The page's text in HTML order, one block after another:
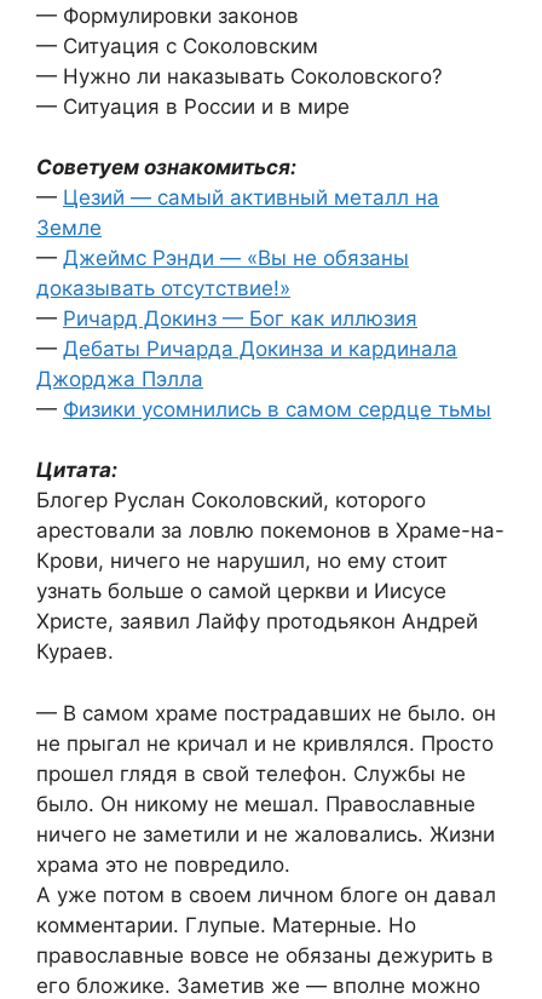
— Формулировки законов
— Ситуация с Соколовским
— Нужно ли наказывать Соколовского?
— Ситуация в России и в мире
Советуем ознакомиться:
— Цезий — самый активный металл на
Земле
— Джеймс Рэнди — «Вы не обязаны
доказывать отсутствие!»
— Ричард Докинз — Бог как иллюзия
— Дебаты Ричарда Докинза и кардинала
Джорджа Пэлла
— Физики усомнились в самом сердце тьмы
Цитата:
Блогер Руслан Соколовский, которого
арестовали за ловлю покемонов в Храме-на-
Крови, ничего не нарушил, но ему стоит
узнать больше о самой церкви и Иисусе
Христе, заявил Лайфу протодьякон Андрей
Кураев.
— В самом храме пострадавших не было. он
не прыгал не кричал и не кривлялся. Просто
прошел глядя в свой телефон. Службы не
было. Он никому не мешал. Православные
ничего не заметили и не жаловались. Жизни
храма это не повредило.
А уже потом в своем личном блоге он давал
комментарии. Глупые. Матерные. Но
православные вовсе не обязаны дежурить в
его бложике. Заметив же — вполне можно